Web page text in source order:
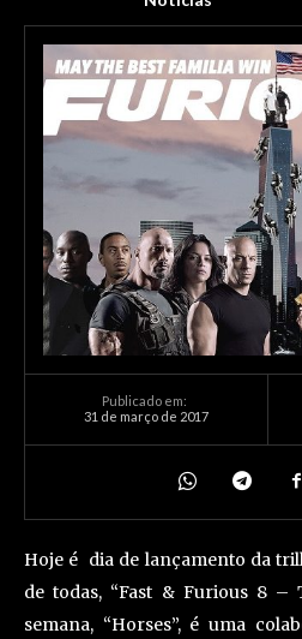
Publicado em:
31 de março de 2017
Hoje é dia de lançamento da
de todas, “Fast & Furious 8 –
semana, “Horses”, é uma